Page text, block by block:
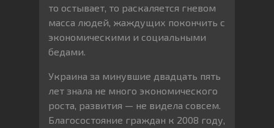
то остывает, то раскаляется гневом
масса людей, жаждущих покончить с
экономическими и социальными
бедами.
Украина за минувшие двадцать пять
лет знала не много экономического
роста, развития — не видела совсем.
Благосостояние граждан к 2008 году,